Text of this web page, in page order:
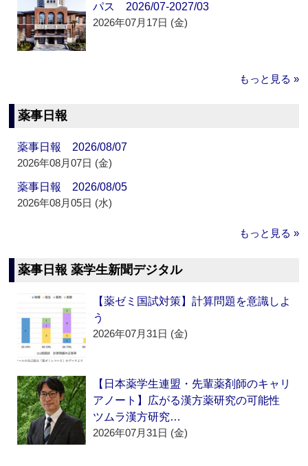
パス 2026/07-2027/03
2026年07月17日 (金)
もっと見る »
薬事日報
薬事日報 2026/08/07
2026年08月07日 (金)
薬事日報 2026/08/05
2026年08月05日 (水)
もっと見る »
薬事日報 薬学生新聞デジタル
【薬ゼミ国試対策】計算問題を意識しよ
う
2026年07月31日 (金)
【日本薬学生連盟・先輩薬剤師のキャリ
アノート】広がる漢方薬研究の可能性
ツムラ漢方研究…
2026年07月31日 (金)